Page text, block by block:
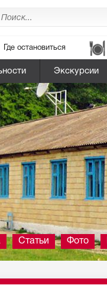
Где остановиться
Экскурсии
Статьи Фото